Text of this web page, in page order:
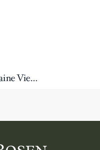
Complet En Laine Vierge